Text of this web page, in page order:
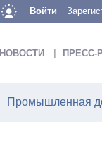
Войти
НОВОСТИ ПРЕСС-
Промышленная